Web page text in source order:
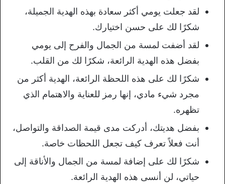
لقد جعلت يومي أكثر سعادة بهذه الهدية الجميلة،
شكرًا لك على حسن اختيارك.
لقد أضفت لمسة من الجمال والفرح إلى يومي
بفضل هذه الهدية الرائعة، شكرًا لك من القلب.
شكرًا لك على هذه اللحظة الرائعة، الهدية أكثر من
مجرد شيء مادي، إنها رمز للعناية والاهتمام الذي
تظهره.
بفضل هديتك، أدركت مدى قيمة الصداقة والتواصل،
أنت فعلاً تعرف كيف تجعل اللحظات خاصة.
شكرًا لك على إضافة لمسة من الجمال والأناقة إلى
حياتي، لن أنسى هذه الهدية الرائعة.